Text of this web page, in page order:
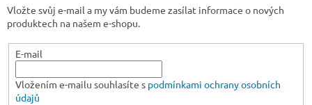
Vložte svůj e-mail a my vám budeme zasílat informace o nových
produktech na našem e-shopu.
E-mail
Vložením e-mailu souhlasíte s podmínkami ochrany osobních
údajů